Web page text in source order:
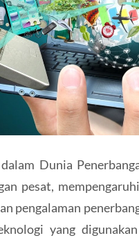
Dunia
pesat, mempengaruhi
pengalaman
yang